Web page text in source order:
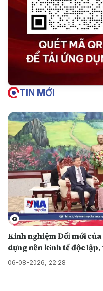
TIN MỚI
Kinh nghiệm Đổi mới của
dựng nền kinh tế độc lập,
06-08-2026, 22:28